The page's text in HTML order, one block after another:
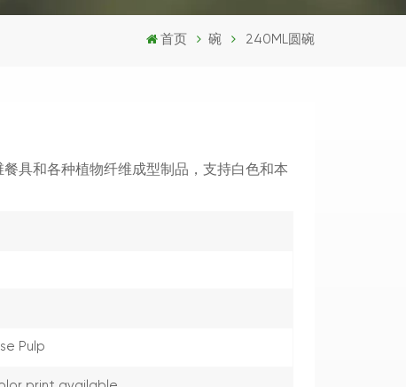
首页 碗 240ML圆碗
具和各种植物纤维成型制品，支持白色和本
Pulp